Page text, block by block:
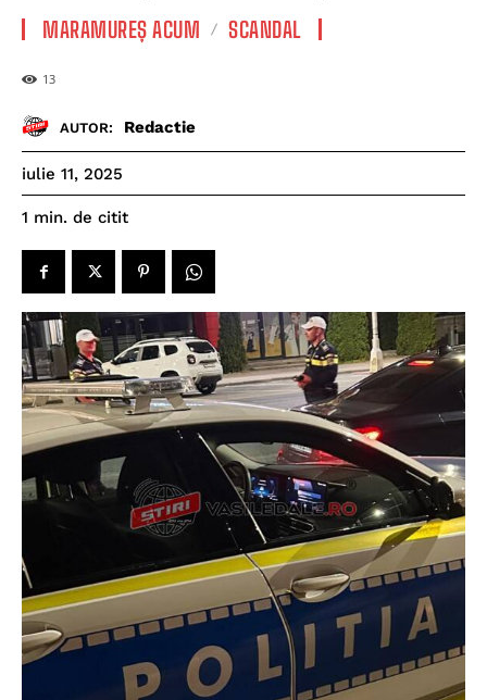
MARAMUREȘ ACUM SCANDAL
13
AUTOR: Redactie
iulie 11, 2025
1 min. de citit